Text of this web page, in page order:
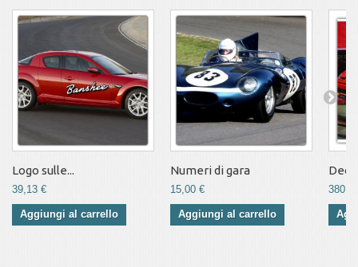
Logo sulle...
39,13 €
Aggiungi al carrello
Numeri di gara
15,00 €
Aggiungi al carrello